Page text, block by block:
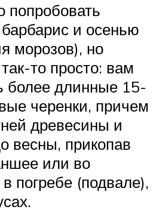
попробовать
и осенью
морозов), но
то просто: вам
более длинные 15-
черенки, причем
древесины и
весны, прикопав
или во
погребе (подвале),